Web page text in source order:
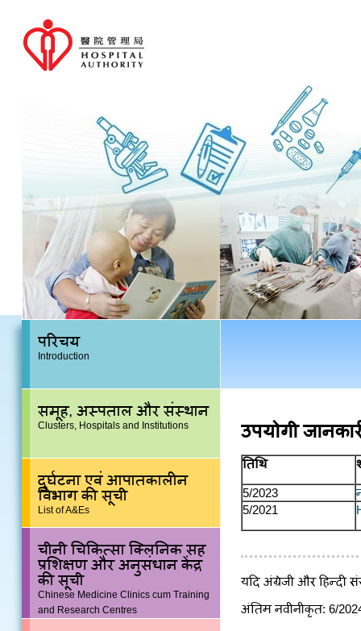
परिचय
Introduction
समूह, अस्पताल और संस्थान
Clusters, Hospitals and Institutions
दुर्घटना एवं आपातकालीन
विभाग की सूची
List of A&Es
चीनी चिकित्सा क्लिनिक सह
प्रशिक्षण और अनुसंधान केंद्र
की सूची
Chinese Medicine Clinics cum Training
and Research Centres
उपयोगी
तिथि
5/2023
5/2021
यदि अंग्रेजी और हिन्दी
अंतिम नवीनीकृत: 6/